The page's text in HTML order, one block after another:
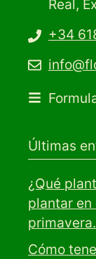
Real,
+34
Últimas
¿Qué
plantar en
primavera.
Cómo